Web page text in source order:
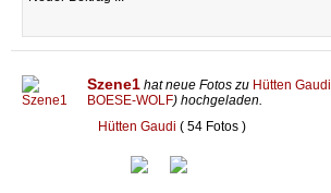
Szene1 hat neue Fotos zu Hütten Gaudi
BOESE-WOLF) hochgeladen.
Hütten Gaudi ( 54 Fotos )